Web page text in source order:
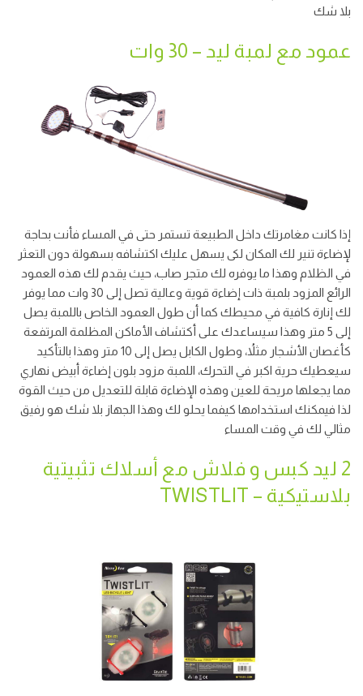
بلا شك
عمود مع لمبة ليد – 30 وات
إذا كانت مغامرتك داخل الطبيعة تستمر حتى في المساء فأنت بحاجة
لإضاءة تنير لك المكان لكى يسهل عليك اكتشافه بسهولة دون التعثر
في الظلام وهذا ما يوفره لك متجر صاب، حيث يقدم لك هذه العمود
الرائع المزود بلمبة ذات إضاءة قوية وعالية تصل إلى 30 وات مما يوفر
لك إنارة كافية في محيطك كما أن طول العمود الخاص باللمبة يصل
إلى 5 متر وهذا سيساعدك على أكتشاف الأماكن المظلمة المرتفعة
كأغصان الأشجار مثلاُ، وطول الكابل يصل إلى 10 متر وهذا بالتأكيد
سيعطيك حرية اكبر في التحرك، اللمبة مزود بلون إضاءة أبيض نهاري
مما يجعلها مريحة للعين وهذه الإضاءة قابلة للتعديل من حيث القوة
لذا فيمكنك استخدامها كيفما يحلو لك وهذا الجهاز بلا شك هو رفيق
مثالي لك في وقت المساء
2 ليد كبس و فلاش مع أسلاك تثبيتية
بلاستيكية – TWISTLIT